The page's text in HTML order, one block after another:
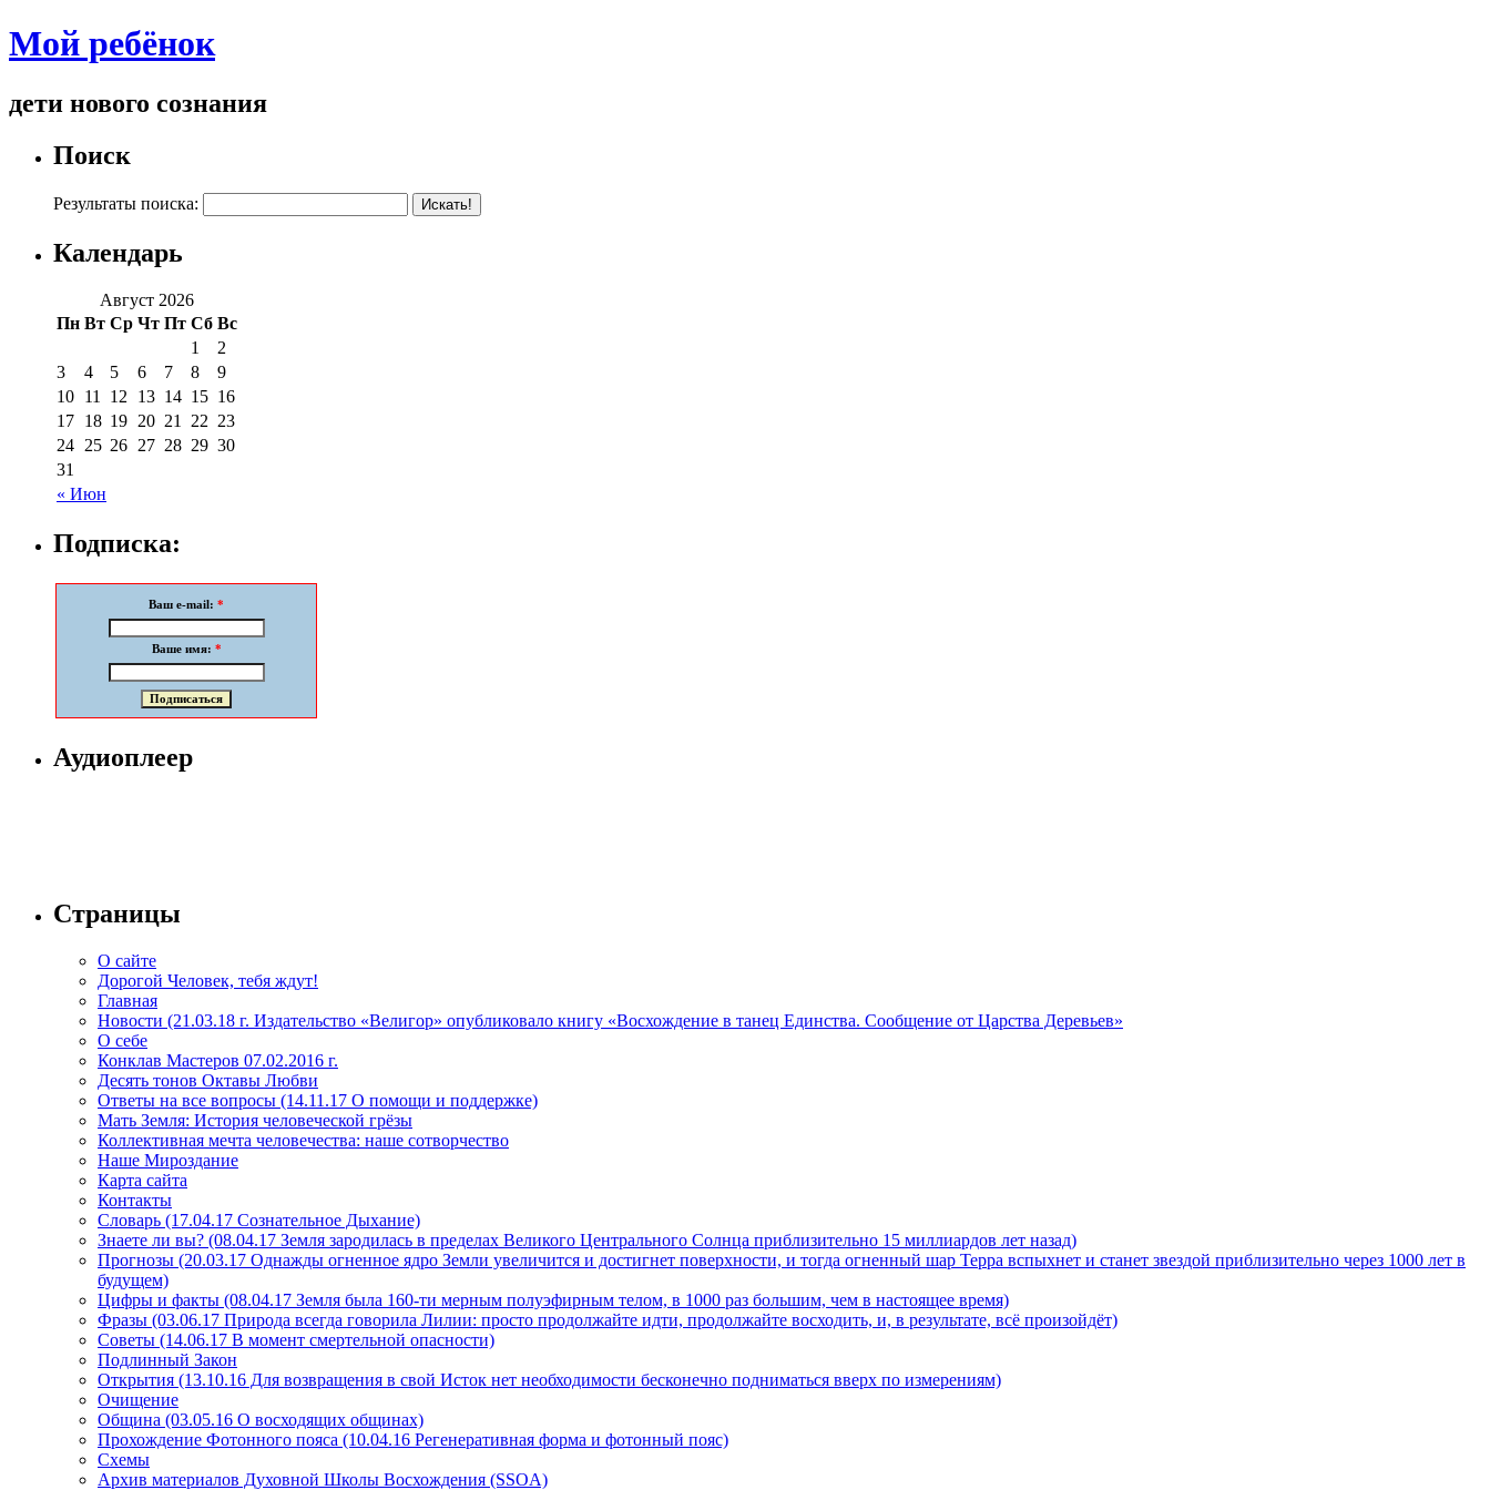
Мой ребёнок
дети нового сознания
Поиск
Результаты поиска:
Календарь
Август 2026
Пн Вт Ср Чт Пт Сб Вс
« Июн
1
2
3
4 5 6 7 8
9
10 11 12 13 14 15 16
17 18 19 20 21 22 23
24 25 26 27 28 29 30
31
Подписка:
Ваш e-mail: *
Ваше имя: *
Аудиоплеер
Страницы
О сайте
Дорогой Человек, тебя ждут!
Главная
Новости (21.03.18 г. Издательство «Велигор» опубликовало книгу «Восхождение в танец Единства. Сообщение от Царства Деревьев»
О себе
Конклав Мастеров 07.02.2016 г.
Десять тонов Октавы Любви
Ответы на все вопросы (14.11.17 О помощи и поддержке)
Мать Земля: История человеческой грёзы
Коллективная мечта человечества: наше сотворчество
Наше Мироздание
Карта сайта
Контакты
Словарь (17.04.17 Сознательное Дыхание)
Знаете ли вы? (08.04.17 Земля зародилась в пределах Великого Центрального Солнца приблизительно 15 миллиардов лет назад)
Прогнозы (20.03.17 Однажды огненное ядро Земли увеличится и достигнет поверхности, и тогда огненный шар Терра вспыхнет и станет звездой приблизительно через 1000 лет в
будущем)
Цифры и факты (08.04.17 Земля была 160-ти мерным полуэфирным телом, в 1000 раз большим, чем в настоящее время)
Фразы (03.06.17 Природа всегда говорила Лилии: просто продолжайте идти, продолжайте восходить, и, в результате, всё произойдёт)
Советы (14.06.17 В момент смертельной опасности)
Подлинный Закон
Открытия (13.10.16 Для возвращения в свой Исток нет необходимости бесконечно подниматься вверх по измерениям)
Очищение
Община (03.05.16 О восходящих общинах)
Прохождение Фотонного пояса (10.04.16 Регенеративная форма и фотонный пояс)
Схемы
Архив материалов Духовной Школы Восхождения (SSOA)